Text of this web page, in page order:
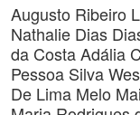
Augusto Ribeiro
Nathalie Dias
da CostaAdália
Pessoa Silva
De Lima Melo